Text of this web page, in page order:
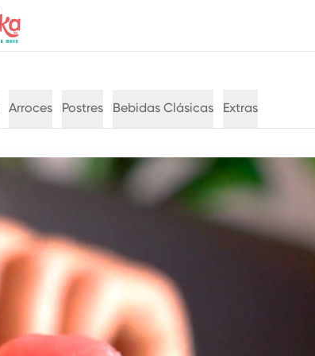
Arroces Postres Bebidas Clásicas Extras